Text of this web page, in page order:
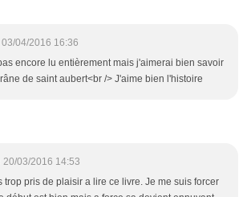
03/04/2016 16:36
encore lu entièrement mais j'aimerai bien savoir
de saint aubert<br /> J'aime bien l'histoire
20/03/2016 14:53
trop pris de plaisir a lire ce livre. Je me suis forcer